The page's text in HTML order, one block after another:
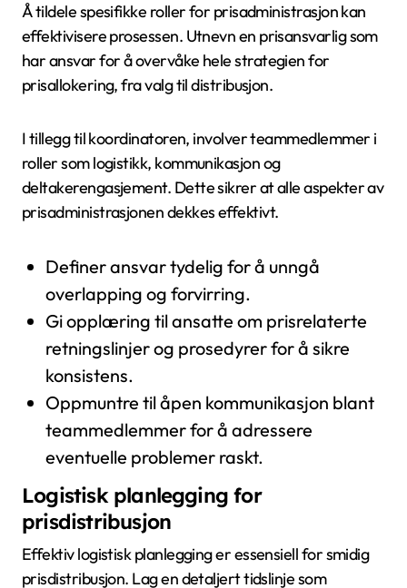
Å tildele spesifikke roller for prisadministrasjon kan
effektivisere prosessen. Utnevn en prisansvarlig som
har ansvar for å overvåke hele strategien for
prisallokering, fra valg til distribusjon.
I tillegg til koordinatoren, involver teammedlemmer i
roller som logistikk, kommunikasjon og
deltakerengasjement. Dette sikrer at alle aspekter av
prisadministrasjonen dekkes effektivt.
Definer ansvar tydelig for å unngå
overlapping og forvirring.
Gi opplæring til ansatte om prisrelaterte
retningslinjer og prosedyrer for å sikre
konsistens.
Oppmuntre til åpen kommunikasjon blant
teammedlemmer for å adressere
eventuelle problemer raskt.
Logistisk planlegging for
prisdistribusjon
Effektiv logistisk planlegging er essensiell for smidig
prisdistribusjon. Lag en detaljert tidslinje som